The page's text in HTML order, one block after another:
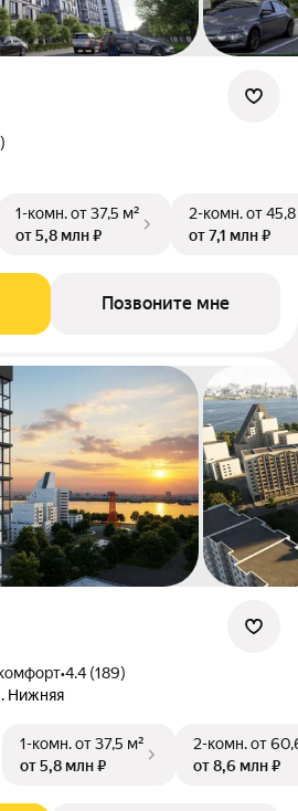
1-комн.от 37,5 м²
от 5,8 млн ₽
2-комн.от
от 7,1 млн ₽
Позвоните мне
•4.4 (189)
Нижняя
1-комн.от 37,5 м²
от 5,8 млн ₽
2-комн.от
от 8,6 млн ₽